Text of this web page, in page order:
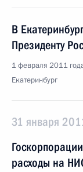
В
Президенту
1 февраля 2011
Екатеринбург
31 января
расходы на